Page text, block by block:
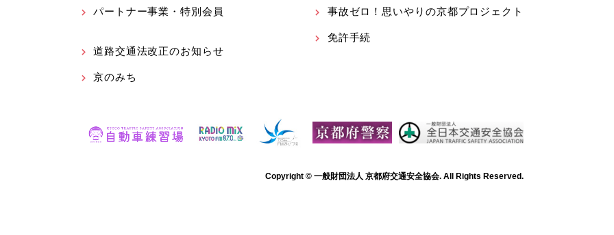
パートナー事業・特別会員
道路交通法改正のお知らせ
京のみち
事故ゼロ！思いやりの京都プロジェクト
免許手続
Copyright © 一般財団法人 京都府交通安全協会. All Rights Reserved.